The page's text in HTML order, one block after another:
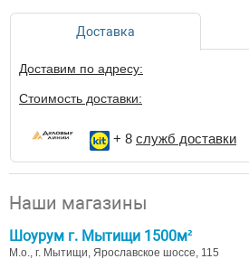
Доставка
Доставим по адресу:
Стоимость доставки:
+ 8 служб доставки
Наши магазины
Шоурум г. Мытищи 1500м²
М.о., г. Мытищи, Ярославское шоссе, 115